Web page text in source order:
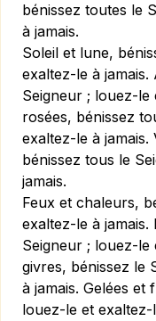
bénissez toutes le
à jamais.
Soleil et lune,
exaltez-le à
Seigneur ; louez-le
rosées, bénissez
exaltez-le à jamais.
bénissez tous le
jamais.
Feux et chaleurs,
exaltez-le à
Seigneur ; louez-le
givres, bénissez le
à jamais. Gelées et
louez-le et exaltez-